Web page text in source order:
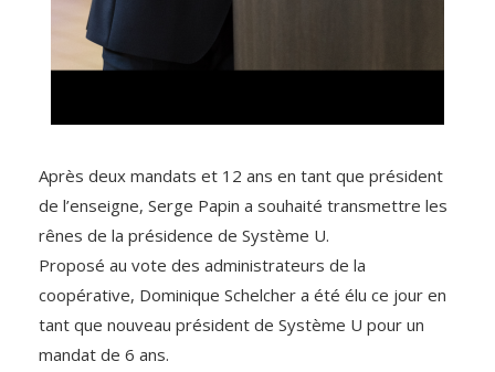
Après deux mandats et 12 ans en tant que président
de l’enseigne, Serge Papin a souhaité transmettre les
rênes de la présidence de Système U.
Proposé au vote des administrateurs de la
coopérative, Dominique Schelcher a été élu ce jour en
tant que nouveau président de Système U pour un
mandat de 6 ans.